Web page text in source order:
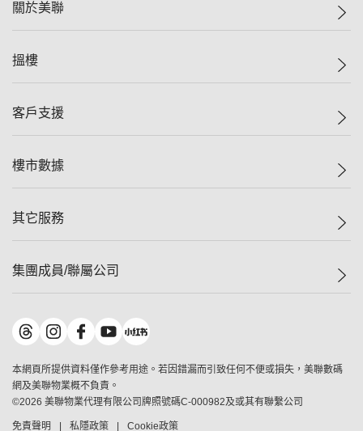
關於美聯
美聯集團
人才招募
搵樓
一手新盤
減價
美聯豪宅
獨家樓盤
租盤
客戶支援
自助放盤
查詢熱線
按揭計算機
負擔能力計算機
轉按計算機
繳款方式
樓市數據
樓價指數
歷史成交
屋苑成交排行榜
地區百科
其它服務
屋苑專頁
美聯精英會
美善會
地產代理管理協會
申報已遞交的購樓意向登記
集團成員/聯屬公司
美聯物業
鋑聯控股*
美聯工商舖*
美聯中國
美聯澳門
本網頁所提供資料僅作參考用途。若因錯漏而引致任何不便或損失，美聯數碼
網及美聯物業概不負責。
©2026 美聯物業代理有限公司牌照號碼C-000982及或其有聯繫公司
免責聲明 私隱政策 Cookie政策